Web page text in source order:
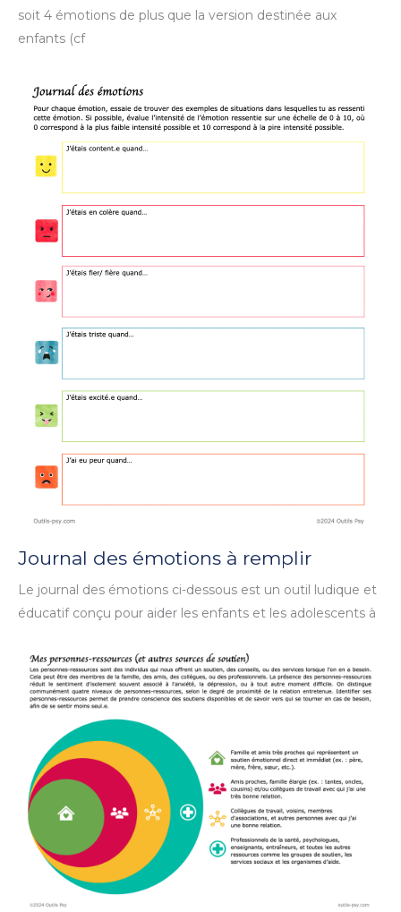
soit 4 émotions de plus que la version destinée aux
enfants (cf
Journal des émotions à remplir
Le journal des émotions ci-dessous est un outil ludique et
éducatif conçu pour aider les enfants et les adolescents à